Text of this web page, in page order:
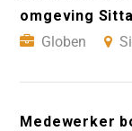
omgeving
Globen
Medewerker